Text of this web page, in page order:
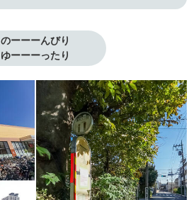
のーーーんびり
ゆーーーったり